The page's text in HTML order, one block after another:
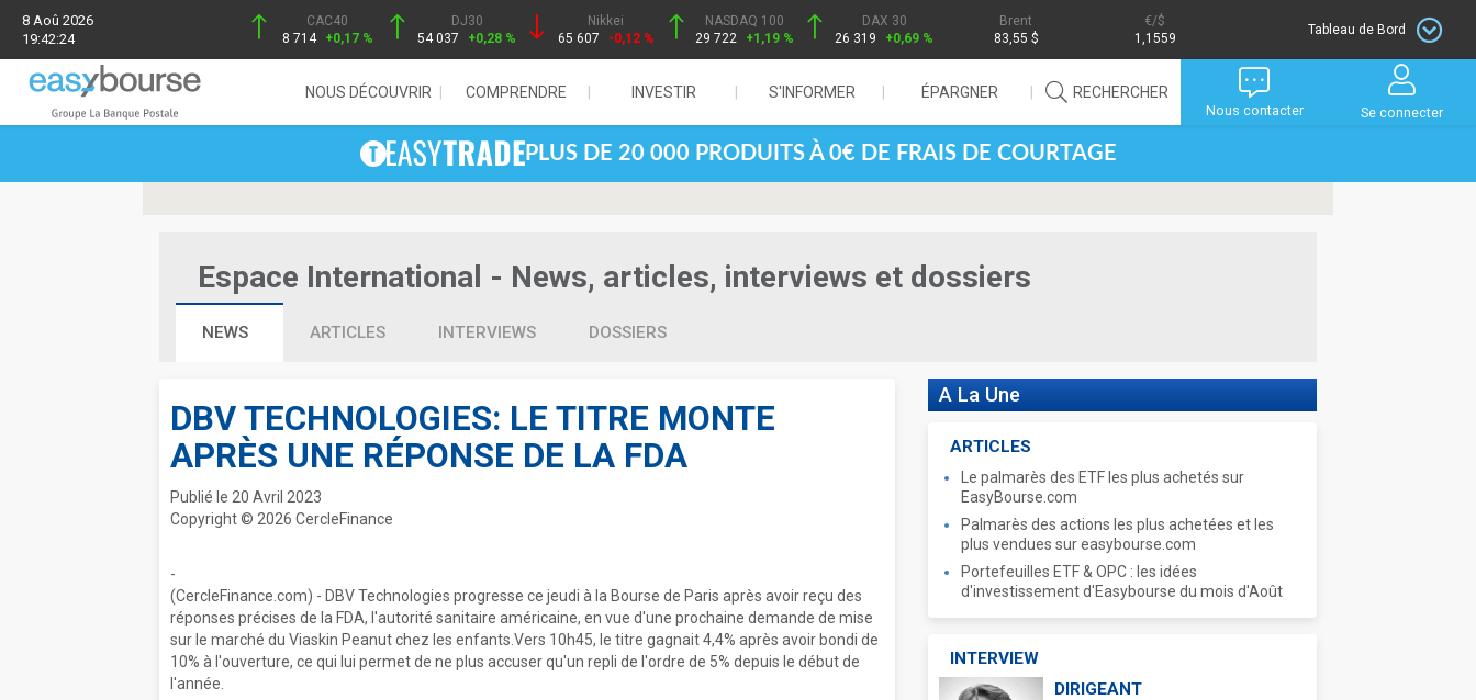
8 Aoû 2026
19:42:24
CAC40
8 714 +0,17 %
DJ30
54 037
+0,28 %
Nikkei
65 607
-0,12 %
NASDAQ 100
29 722
+1,19 %
DAX 30
26 319
+0,69 %
Brent
83,55 $
/$
1,1559
Tableau de Bord
NOUS DÉCOUVRIR COMPRENDRE INVESTIR S'INFORMER ÉPARGNER RECHERCHER
Nous contacter Se connecter
PLUS DE 20 000 PRODUITS À 0€ DE FRAIS DE COURTAGE
Espace International - News, articles, interviews et dossiers
NEWS ARTICLES INTERVIEWS DOSSIERS
DBV TECHNOLOGIES: LE TITRE MONTE
APRÈS UNE RÉPONSE DE LA FDA
Publié le 20 Avril 2023
Copyright © 2026 CercleFinance
-
(CercleFinance.com) - DBV Technologies progresse ce jeudi à la Bourse de Paris après avoir reçu des
réponses précises de la FDA, l'autorité sanitaire américaine, en vue d'une prochaine demande de mise
sur le marché du Viaskin Peanut chez les enfants.Vers 10h45, le titre gagnait 4,4% après avoir bondi de
10% à l'ouverture, ce qui lui permet de ne plus accuser qu'un repli de l'ordre de 5% depuis le début de
l'année.
A La Une
ARTICLES
Le palmarès des ETF les plus achetés sur
EasyBourse.com
Palmarès des actions les plus achetées et les
plus vendues sur easybourse.com
Portefeuilles ETF & OPC : les idées
d'investissement d'Easybourse du mois d'Août
INTERVIEW
DIRIGEANT